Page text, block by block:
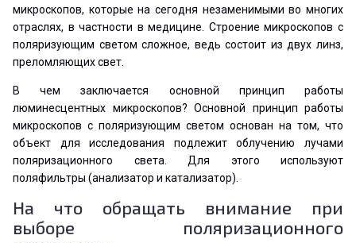
микроскопов, которые на сегодня незаменимыми во многих
отраслях, в частности в медицине. Строение микроскопов с
поляризующим светом сложное, ведь состоит из двух линз,
преломляющих свет.
В чем заключается основной принцип работы
люминесцентных микроскопов? Основной принцип работы
микроскопов с поляризующим светом основан на том, что
объект для исследования подлежит облучению лучами
поляризационного света. Для этого используют
поляфильтры (анализатор и катализатор).
На что обращать внимание при
выборе поляризационного